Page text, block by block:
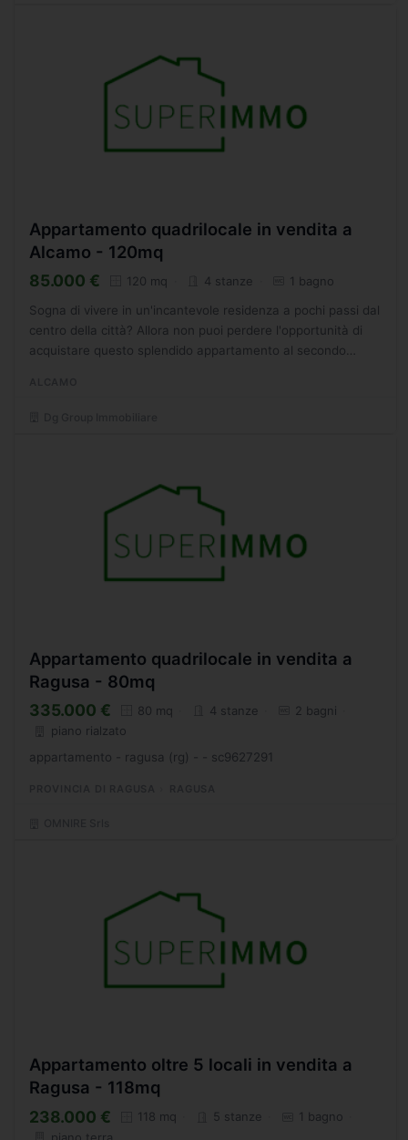
Appartamento quadrilocale in vendita a
Alcamo - 120mq
85.000 € 120 mq 4 stanze 1 bagno
Sogna di vivere in un'incantevole residenza a pochi passi dal
centro della città? Allora non puoi perdere l'opportunità di
acquistare questo splendido appartamento al secondo
Appartamento quadrilocale in vendita a
Ragusa - 80mq
335.000 € 80 mq 4 stanze
2 bagni
piano rialzato
appartamento - ragusa (rg) - - sc9627291
Appartamento oltre 5 locali in vendita a
Ragusa - 118mq
238.000 € 118 mq 5 stanze
1 bagno